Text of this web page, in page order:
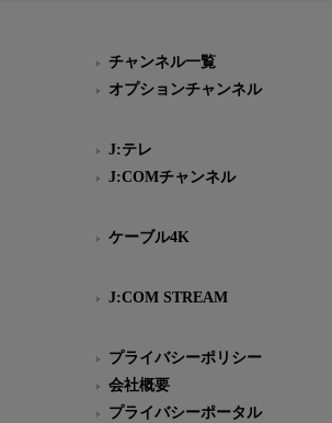
チャンネル一覧
オプションチャンネル
J:テレ
J:COMチャンネル
ケーブル4K
J:COM STREAM
プライバシーポリシー
会社概要
プライバシーポータル